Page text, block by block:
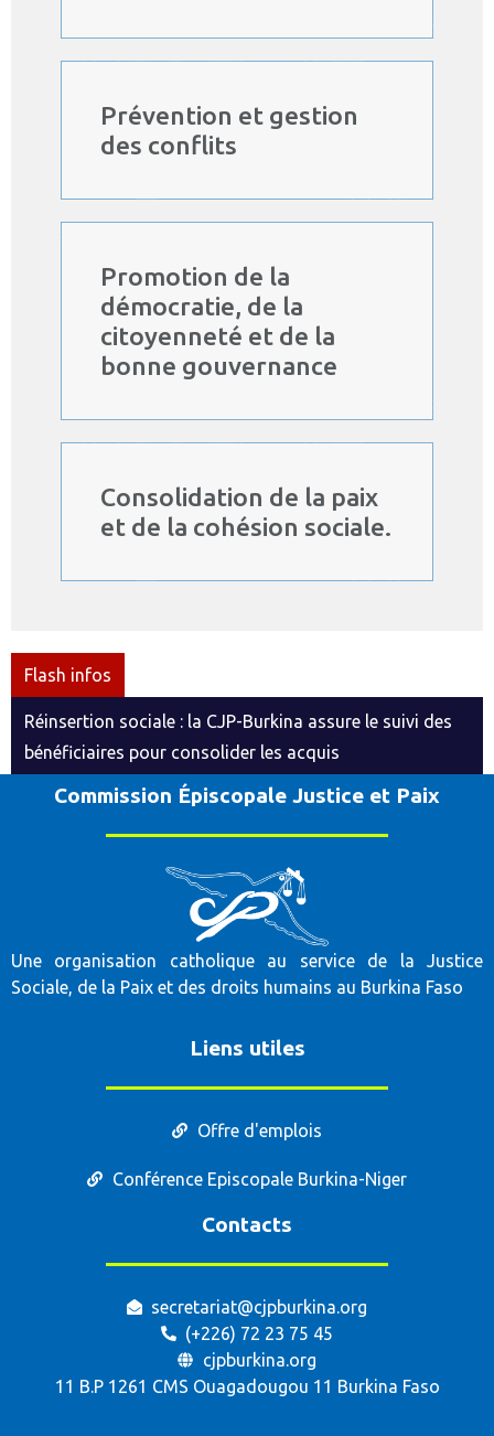
Prévention et gestion
des conflits
Promotion de la
démocratie, de la
citoyenneté et de la
bonne gouvernance
Consolidation de la paix
et de la cohésion sociale.
Flash infos
Réinsertion sociale : la CJP-Burkina assure le suivi des
bénéficiaires pour consolider les acquis
Commission Épiscopale Justice et Paix
Une organisation catholique au service de la Justice
Sociale, de la Paix et des droits humains au Burkina Faso
Liens utiles
Offre d'emplois
Conférence Episcopale Burkina-Niger
Contacts
secretariat@cjpburkina.org
(+226) 72 23 75 45
cjpburkina.org
11 B.P 1261 CMS Ouagadougou 11 Burkina Faso